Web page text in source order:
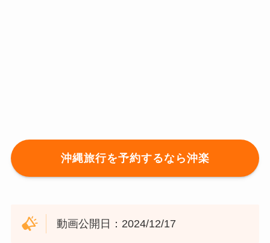
沖縄旅行を予約するなら沖楽
動画公開日：2024/12/17